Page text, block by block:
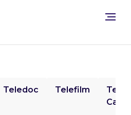
Teledoc Telefilm